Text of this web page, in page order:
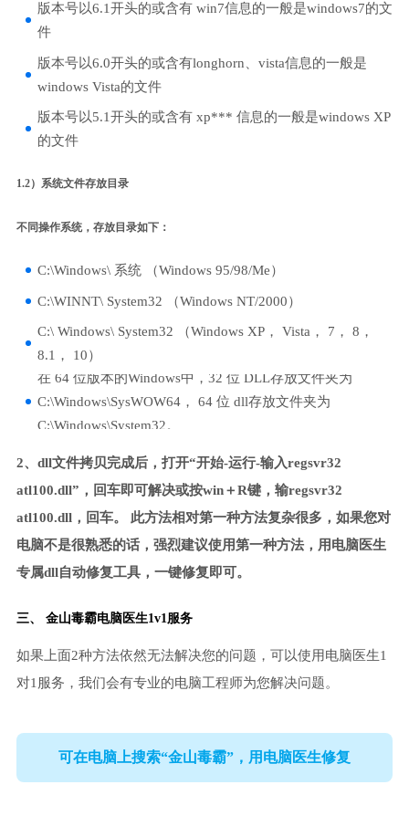
版本号以6.1开头的或含有 win7信息的一般是windows7的文
件
版本号以6.0开头的或含有longhorn、vista信息的一般是
windows Vista的文件
版本号以5.1开头的或含有 xp*** 信息的一般是windows XP
的文件
1.2）系统文件存放目录
不同操作系统，存放目录如下：
C:\Windows\ 系统 （Windows 95/98/Me）
C:\WINNT\ System32 （Windows NT/2000）
C:\ Windows\ System32 （Windows XP， Vista， 7， 8，
8.1， 10）
在 64 位版本的Windows中，32 位 DLL存放文件夹为
C:\Windows\SysWOW64， 64 位 dll存放文件夹为
C:\Windows\System32。
2、dll文件拷贝完成后，打开“开始-运行-输入regsvr32
atl100.dll”，回车即可解决或按win＋R键，输regsvr32
atl100.dll，回车。 此方法相对第一种方法复杂很多，如果您对
电脑不是很熟悉的话，强烈建议使用第一种方法，用电脑医生
专属dll自动修复工具，一键修复即可。
三、 金山毒霸电脑医生1v1服务
如果上面2种方法依然无法解决您的问题，可以使用电脑医生1
对1服务，我们会有专业的电脑工程师为您解决问题。
可在电脑上搜索“金山毒霸”，用电脑医生修复